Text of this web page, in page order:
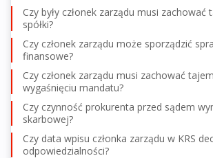
Czy były członek zarządu musi zachować
spółki?
Czy członek zarządu może sporządzić
finansowe?
Czy członek zarządu musi zachować
wygaśnięciu mandatu?
Czy czynność prokurenta przed sądem
skarbowej?
Czy data wpisu członka zarządu w KRS
odpowiedzialności?